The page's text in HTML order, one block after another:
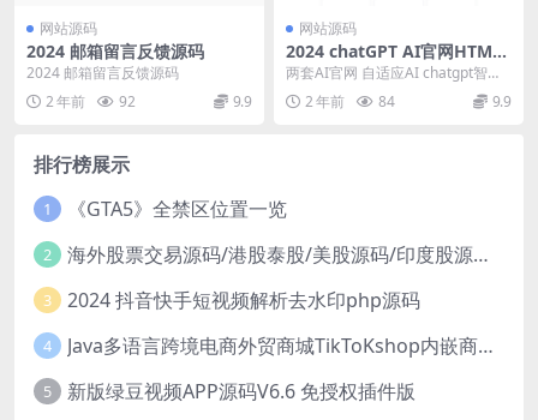
网站源码
2024 邮箱留言反馈源码
2024 邮箱留言反馈源码
2 年前
92 9.9
网站源码
2024 chatGPT AI官网HTML
模板源码
两套AI官网 自适应AI chatgpt智能
聊天创作官网html源码 适合做AI...
2 年前 84 9.9
排行榜展示
1 《GTA5》全禁区位置一览
2 海外股票交易源码/港股泰股/美股源码/印度股源码/马拉西亚股票源码/国际股票配资
3 2024 抖音快手短视频解析去水印php源码
4 Java多语言跨境电商外贸商城TikToKshop内嵌商城I商家入驻I一键铺
5 新版绿豆视频APP源码V6.6 免授权插件版